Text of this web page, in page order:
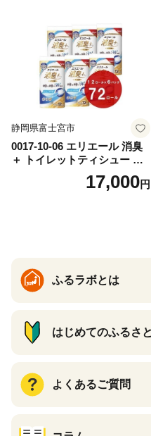
静岡県富士宮市
0017-10-06 エリエール 消臭
＋ トイレットティシュー し
っかり香るフレッシュクリア
の香り ダブル 12ロール×6パ
17,000円
ふるラボとは
はじめてのふるさ
よくあるご質問